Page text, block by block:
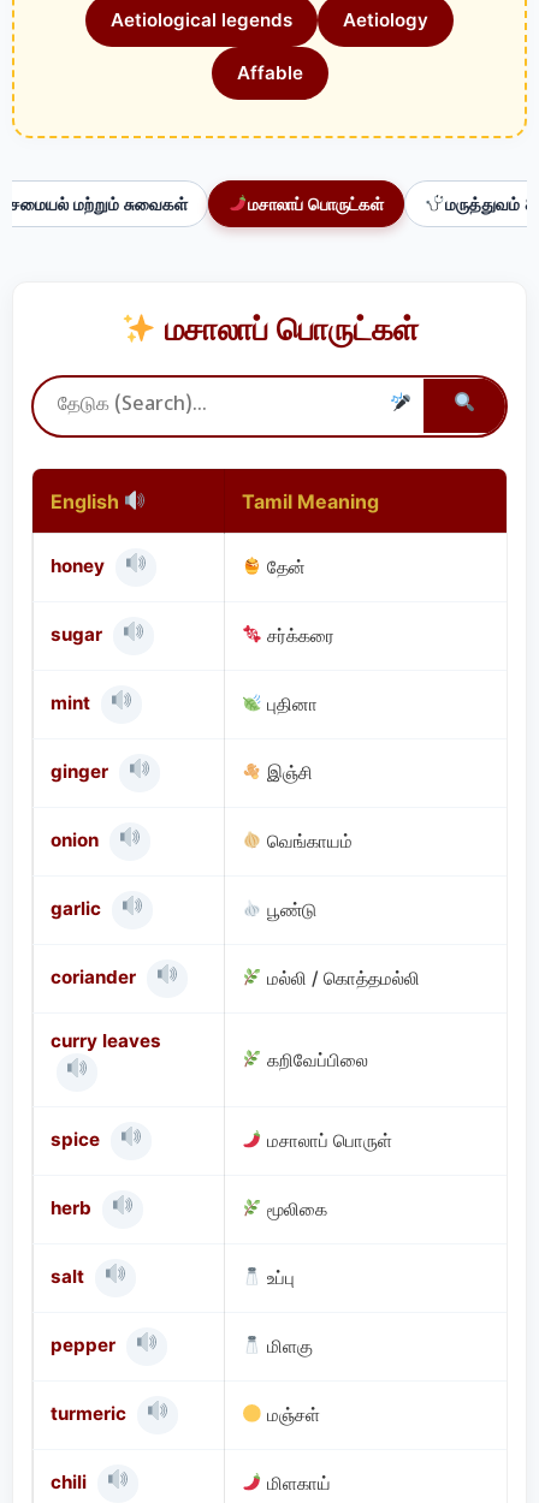
Aetiological legends Aetiology
Affable
சமையல் மற்றும் சுவைகள் மசாலாப் பொருட்கள் மருத்துவம்
மசாலாப் பொருட்கள்
English Tamil Meaning
honey தேன்
sugar சர்க்கரை
mint புதினா
ginger இஞ்சி
onion வெங்காயம்
garlic பூண்டு
coriander மல்லி / கொத்தமல்லி
curry leaves
கறிவேப்பிலை
spice மசாலாப் பொருள்
herb மூலிகை
salt உப்பு
pepper மிளகு
turmeric மஞ்சள்
chili மிளகாய்